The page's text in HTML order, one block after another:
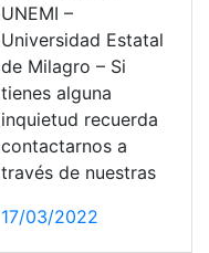
UNEMI –
Universidad Estatal
de Milagro – Si
tienes alguna
inquietud recuerda
contactarnos a
través de nuestras
17/03/2022